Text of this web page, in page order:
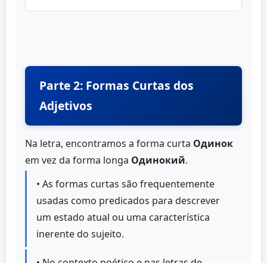
Parte 2: Formas Curtas dos
Adjetivos
Na letra, encontramos a forma curta Одинок
em vez da forma longa Одинокий.
• As formas curtas são frequentemente
usadas como predicados para descrever
um estado atual ou uma característica
inerente do sujeito.